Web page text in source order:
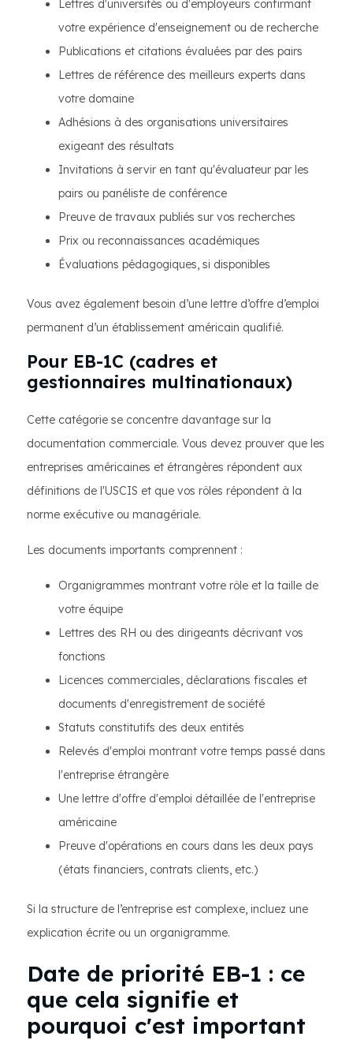
Lettres d'universités ou d'employeurs confirmant
votre expérience d'enseignement ou de recherche
Publications et citations évaluées par des pairs
Lettres de référence des meilleurs experts dans
votre domaine
Adhésions à des organisations universitaires
exigeant des résultats
Invitations à servir en tant qu'évaluateur par les
pairs ou panéliste de conférence
Preuve de travaux publiés sur vos recherches
Prix ou reconnaissances académiques
Évaluations pédagogiques, si disponibles
Vous avez également besoin d’une lettre d’offre d’emploi
permanent d’un établissement américain qualifié.
Pour EB-1C (cadres et
gestionnaires multinationaux)
Cette catégorie se concentre davantage sur la
documentation commerciale. Vous devez prouver que les
entreprises américaines et étrangères répondent aux
définitions de l'USCIS et que vos rôles répondent à la
norme exécutive ou managériale.
Les documents importants comprennent :
Organigrammes montrant votre rôle et la taille de
votre équipe
Lettres des RH ou des dirigeants décrivant vos
fonctions
Licences commerciales, déclarations fiscales et
documents d'enregistrement de société
Statuts constitutifs des deux entités
Relevés d'emploi montrant votre temps passé dans
l'entreprise étrangère
Une lettre d'offre d'emploi détaillée de l'entreprise
américaine
Preuve d'opérations en cours dans les deux pays
(états financiers, contrats clients, etc.)
Si la structure de l’entreprise est complexe, incluez une
explication écrite ou un organigramme.
Date de priorité EB-1 : ce
que cela signifie et
pourquoi c'est important